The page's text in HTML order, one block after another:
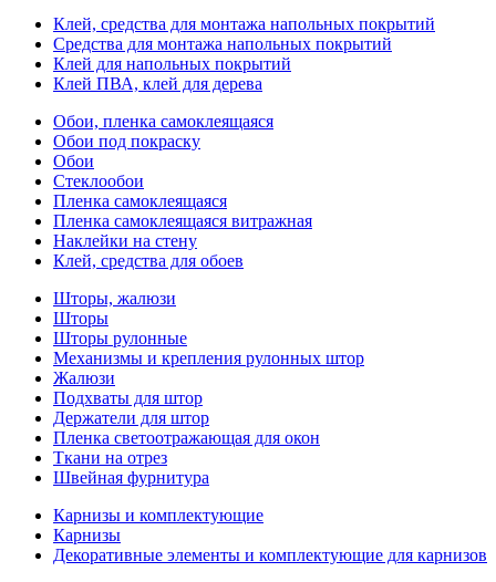
Клей, средства для монтажа напольных покрытий
Средства для монтажа напольных покрытий
Клей для напольных покрытий
Клей ПВА, клей для дерева
Обои, пленка самоклеящаяся
Обои под покраску
Обои
Стеклообои
Пленка самоклеящаяся
Пленка самоклеящаяся витражная
Наклейки на стену
Клей, средства для обоев
Шторы, жалюзи
Шторы
Шторы рулонные
Механизмы и крепления рулонных штор
Жалюзи
Подхваты для штор
Держатели для штор
Пленка светоотражающая для окон
Ткани на отрез
Швейная фурнитура
Карнизы и комплектующие
Карнизы
Декоративные элементы и комплектующие для карнизов